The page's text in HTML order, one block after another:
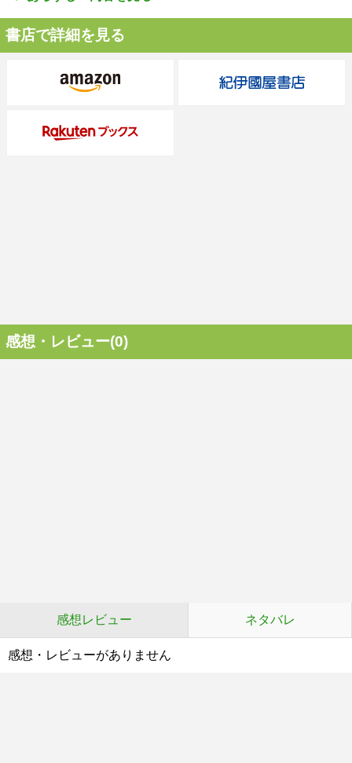
書店で詳細を見る
感想・レビュー(0)
感想レビュー ネタバレ
感想・レビューがありません